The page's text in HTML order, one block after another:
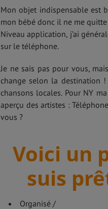
Mon objet indispensable est
mon bébé donc il ne me
Niveau application, j’ai
sur le téléphone.
Je ne sais pas pour vous,
change selon la destination
chansons locales. Pour NY
aperçu des artistes :
vous ?
Voici un
suis
Organisé /